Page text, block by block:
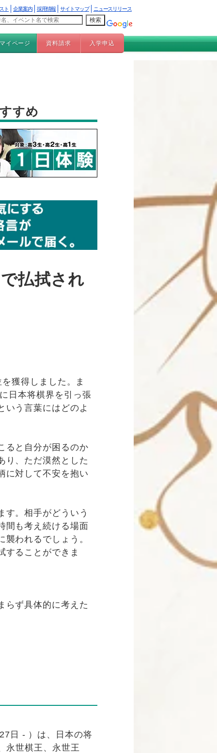
ト 企業案内 採用情報 サイトマップ ニュースリリース
イページ 資料請求 入学申込
すめ
払拭され
獲得しました。ま
日本将棋界を引っ張
いう言葉にはどのよ
ると自分が困るのか
り、ただ漠然とした
に対して不安を抱い
す。相手がどういう
間も考え続ける場面
われるでしょう。
することができま
らず具体的に考えた
日 - ）は、日本の将
永世棋王、永世王